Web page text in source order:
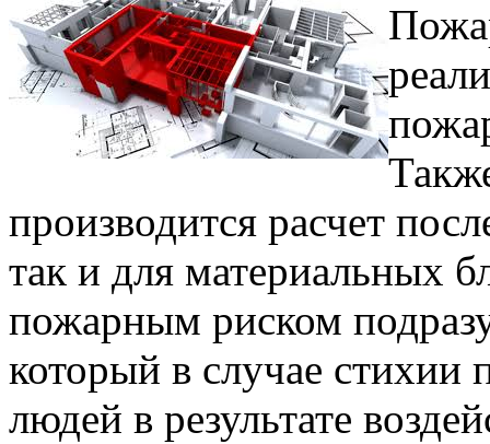
производится расчет
так и для материальных
пожарным риском
который в случае стихии
людей в результате